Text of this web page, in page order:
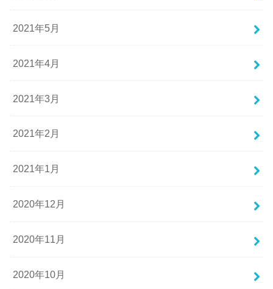
2021年5月
2021年4月
2021年3月
2021年2月
2021年1月
2020年12月
2020年11月
2020年10月